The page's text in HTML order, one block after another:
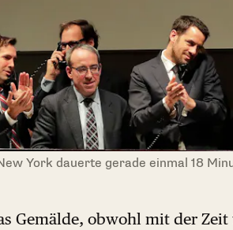
York dauerte gerade einmal 18
Gemälde, obwohl mit der